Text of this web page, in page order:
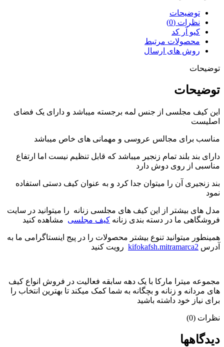
توضیحات
نظرات (0)
کیو آر کد
محصولات مرتبط
روش های ارسال
توضیحات
توضیحات
این کیف مجلسی از جنس لمه برجسته میباشد و دارای یک فضای
اصلیست
مناسب برای مجالس عروسی و مهمانی های خاص میباشد
دارای بند بلند تمام زنجیر میباشد که قابل تنظیم نیست اما ارتفاع
مناسبی از روی دوش دارد
بند زنجیری آن را میتوان جدا کرد و به عنوان کیف دستی استفاده
نمود
مدل های بیشتر از این کیف های مجلسی زنانه را میتوانید در سایت
فروشگاهی ما در دسته بندی زنانه کیف مجلسی مشاهده کنید
همینطور میتوانید تنوع بیشتر محصولات را در پیج اینستاگرامی ما به
آدرس kifokafsh.mitramarca2 رویت کنید
مجموعه میترا مارکا با یک دهه سابقه فعالیت در فروش انواع کیف
های مردانه و زنانه و بچگانه به شما کمک میکند تا بهترین انتخاب را
برای نیاز خود داشته باشید
نظرات (0)
دیدگاهها